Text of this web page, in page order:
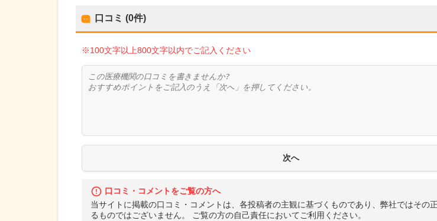
口コミ (0件)
※100文字以上800文字以内でご記入ください
口コミ・コメントをご覧の方へ
当サイトに掲載の口コミ・コメントは、各投稿者の主観に基づくものであり、弊社ではその
るものではございません。 ご覧の方の自己責任においてご利用ください。